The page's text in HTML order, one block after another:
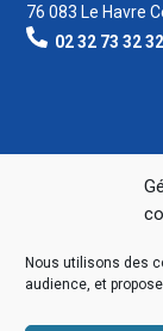
Nous utilisons des
audience, et
76 083 Le Havre
02 32 73 32 32